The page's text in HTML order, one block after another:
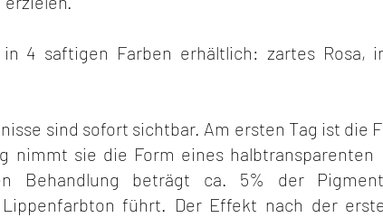
4 saftigen Farben erhältlich: zartes Rosa,
sind sofort sichtbar. Am ersten Tag ist die
nimmt sie die Form eines halbtransparenten
Behandlung beträgt ca. 5% der
Lippenfarbton führt. Der Effekt nach der